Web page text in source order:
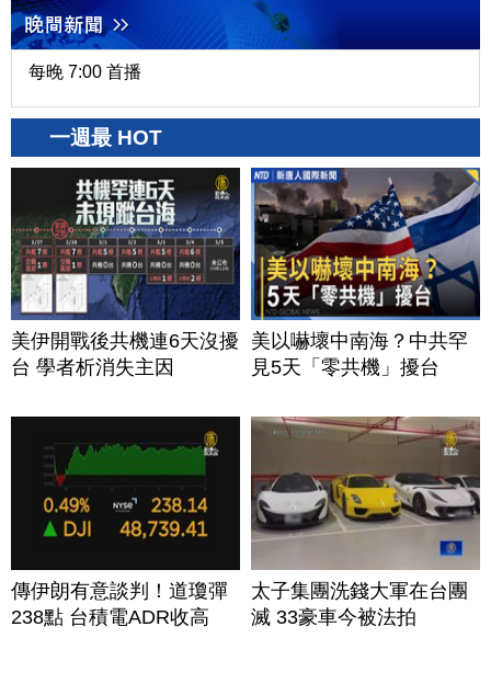
每晚 7:00 首播
一週最 HOT
美伊開戰後共機連6天沒擾
台 學者析消失主因
美以嚇壞中南海？中共罕
見5天「零共機」擾台
傳伊朗有意談判！道瓊彈
238點 台積電ADR收高
太子集團洗錢大軍在台團
滅 33豪車今被法拍